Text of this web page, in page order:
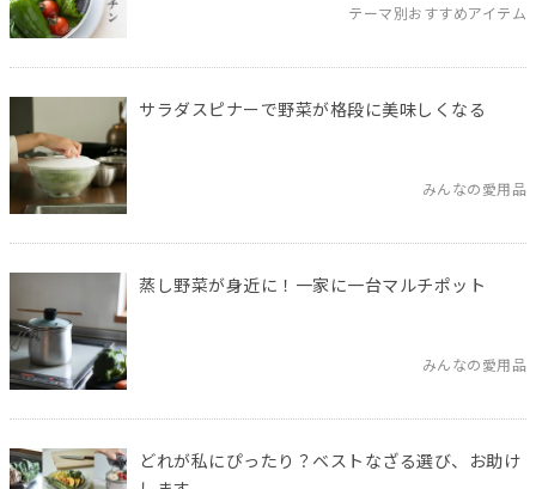
テーマ別おすすめアイテム
サラダスピナーで野菜が格段に美味しくなる
みんなの愛用品
蒸し野菜が身近に！一家に一台マルチポット
みんなの愛用品
どれが私にぴったり？ベストなざる選び、お助け